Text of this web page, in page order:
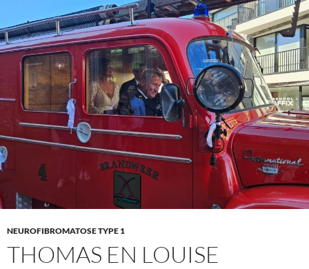
NEUROFIBROMATOSE TYPE 1
THOMAS EN LOUISE